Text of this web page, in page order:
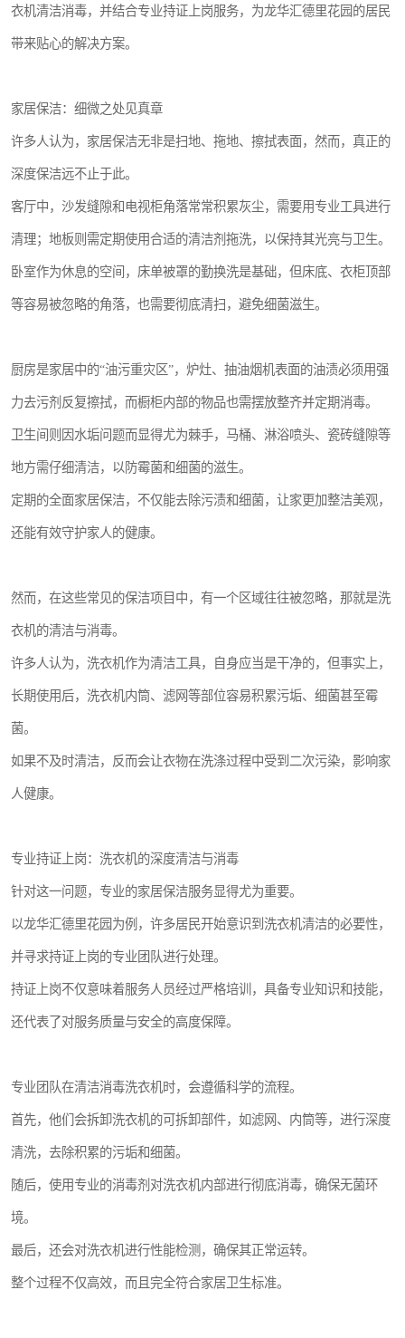
衣机清洁消毒，并结合专业持证上岗服务，为龙华汇德里花园的居民
带来贴心的解决方案。
家居保洁：细微之处见真章
许多人认为，家居保洁无非是扫地、拖地、擦拭表面，然而，真正的
深度保洁远不止于此。
客厅中，沙发缝隙和电视柜角落常常积累灰尘，需要用专业工具进行
清理；地板则需定期使用合适的清洁剂拖洗，以保持其光亮与卫生。
卧室作为休息的空间，床单被罩的勤换洗是基础，但床底、衣柜顶部
等容易被忽略的角落，也需要彻底清扫，避免细菌滋生。
厨房是家居中的“油污重灾区”，炉灶、抽油烟机表面的油渍必须用强
力去污剂反复擦拭，而橱柜内部的物品也需摆放整齐并定期消毒。
卫生间则因水垢问题而显得尤为棘手，马桶、淋浴喷头、瓷砖缝隙等
地方需仔细清洁，以防霉菌和细菌的滋生。
定期的全面家居保洁，不仅能去除污渍和细菌，让家更加整洁美观，
还能有效守护家人的健康。
然而，在这些常见的保洁项目中，有一个区域往往被忽略，那就是洗
衣机的清洁与消毒。
许多人认为，洗衣机作为清洁工具，自身应当是干净的，但事实上，
长期使用后，洗衣机内筒、滤网等部位容易积累污垢、细菌甚至霉
菌。
如果不及时清洁，反而会让衣物在洗涤过程中受到二次污染，影响家
人健康。
专业持证上岗：洗衣机的深度清洁与消毒
针对这一问题，专业的家居保洁服务显得尤为重要。
以龙华汇德里花园为例，许多居民开始意识到洗衣机清洁的必要性，
并寻求持证上岗的专业团队进行处理。
持证上岗不仅意味着服务人员经过严格培训，具备专业知识和技能，
还代表了对服务质量与安全的高度保障。
专业团队在清洁消毒洗衣机时，会遵循科学的流程。
首先，他们会拆卸洗衣机的可拆卸部件，如滤网、内筒等，进行深度
清洗，去除积累的污垢和细菌。
随后，使用专业的消毒剂对洗衣机内部进行彻底消毒，确保无菌环
境。
最后，还会对洗衣机进行性能检测，确保其正常运转。
整个过程不仅高效，而且完全符合家居卫生标准。